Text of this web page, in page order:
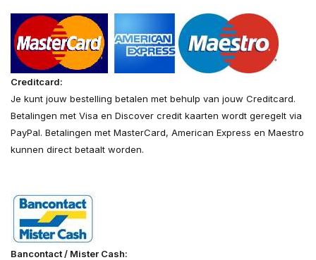
Creditcard:
Je kunt jouw bestelling betalen met behulp van jouw Creditcard.
Betalingen met Visa en Discover credit kaarten wordt geregelt via
PayPal. Betalingen met MasterCard, American Express en Maestro
kunnen direct betaalt worden.
Bancontact / Mister Cash: